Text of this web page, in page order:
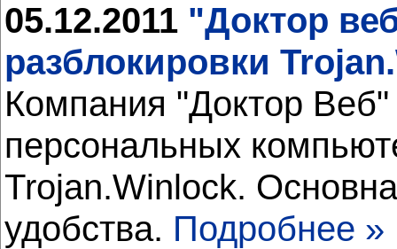
05.12.2011 "Доктор
разблокировки
Компания "Доктор Веб"
персональных
Trojan.Winlock.
удобства. Подробнее »